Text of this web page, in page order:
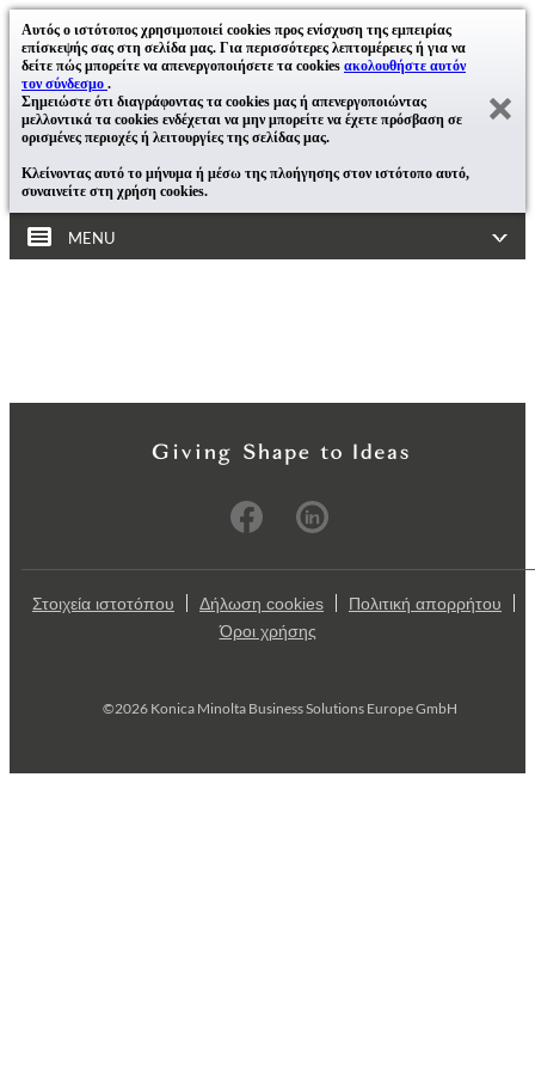
Αυτός ο ιστότοπος χρησιμοποιεί cookies προς ενίσχυση της εμπειρίας
επίσκεψής σας στη σελίδα μας. Για περισσότερες λεπτομέρειες ή για να
δείτε πώς μπορείτε να απενεργοποιήσετε τα cookies ακολουθήστε αυτόν
τον σύνδεσμο .
Σημειώστε ότι διαγράφοντας τα cookies μας ή απενεργοποιώντας
μελλοντικά τα cookies ενδέχεται να μην μπορείτε να έχετε πρόσβαση σε
ορισμένες περιοχές ή λειτουργίες της σελίδας μας.
Κλείνοντας αυτό το μήνυμα ή μέσω της πλοήγησης στον ιστότοπο αυτό,
συναινείτε στη χρήση cookies.
MENU
Στοιχεία ιστοτόπου Δήλωση cookies
Πολιτική απορρήτου
Όροι χρήσης
©2026 Konica Minolta Business Solutions Europe GmbH